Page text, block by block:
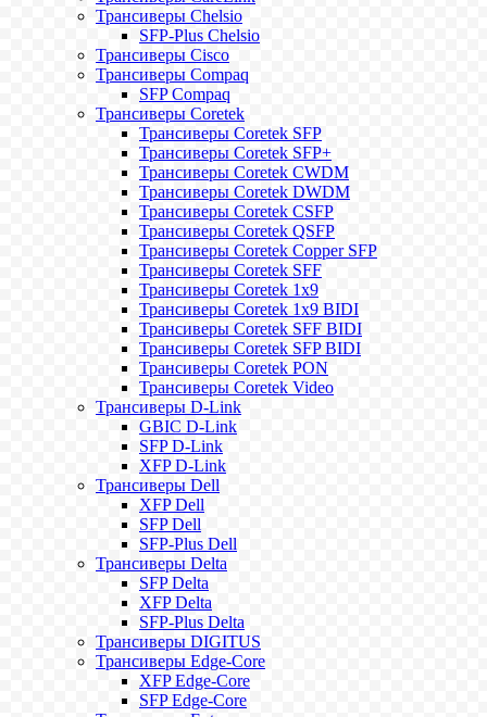
Трансиверы Chelsio
SFP-Plus Chelsio
Трансиверы Cisco
Трансиверы Compaq
SFP Compaq
Трансиверы Coretek
Трансиверы Coretek SFP
Трансиверы Coretek SFP+
Трансиверы Coretek CWDM
Трансиверы Coretek DWDM
Трансиверы Coretek CSFP
Трансиверы Coretek QSFP
Трансиверы Coretek Copper SFP
Трансиверы Coretek SFF
Трансиверы Coretek 1x9
Трансиверы Coretek 1x9 BIDI
Трансиверы Coretek SFF BIDI
Трансиверы Coretek SFP BIDI
Трансиверы Coretek PON
Трансиверы Coretek Video
Трансиверы D-Link
GBIC D-Link
SFP D-Link
XFP D-Link
Трансиверы Dell
XFP Dell
SFP Dell
SFP-Plus Dell
Трансиверы Delta
SFP Delta
XFP Delta
SFP-Plus Delta
Трансиверы DIGITUS
Трансиверы Edge-Core
XFP Edge-Core
SFP Edge-Core